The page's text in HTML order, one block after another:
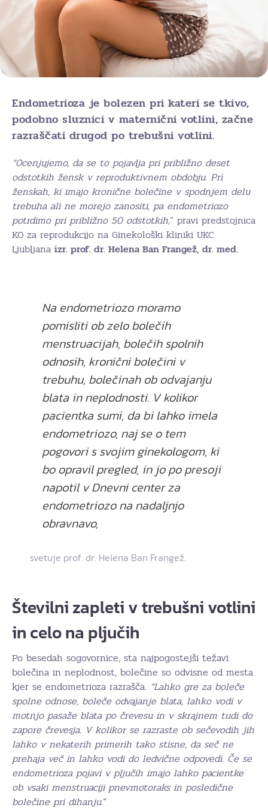
Endometrioza je bolezen pri kateri se tkivo,
podobno sluznici v maternični votlini, začne
razraščati drugod po trebušni votlini.
“Ocenjujemo, da se to pojavlja pri približno deset
odstotkih žensk v reproduktivnem obdobju. Pri
ženskah, ki imajo kronične bolečine v spodnjem delu
trebuha ali ne morejo zanositi, pa endometriozo
potrdimo pri približno 50 odstotkih,” pravi predstojnica
KO za reprodukcijo na Ginekološki kliniki UKC
Ljubljana izr. prof. dr. Helena Ban Frangež, dr. med.
Na endometriozo moramo
pomisliti ob zelo bolečih
menstruacijah, bolečih spolnih
odnosih, kronični bolečini v
trebuhu, bolečinah ob odvajanju
blata in neplodnosti. V kolikor
pacientka sumi, da bi lahko imela
endometriozo, naj se o tem
pogovori s svojim ginekologom, ki
bo opravil pregled, in jo po presoji
napotil v Dnevni center za
endometriozo na nadaljnjo
obravnavo,
svetuje prof. dr. Helena Ban Frangež.
Številni zapleti v trebušni votlini
in celo na pljučih
Po besedah sogovornice, sta najpogostejši težavi
bolečina in neplodnost, bolečine so odvisne od mesta
kjer se endometrioza razrašča. “Lahko gre za boleče
spolne odnose, boleče odvajanje blata, lahko vodi v
motnjo pasaže blata po črevesu in v skrajnem tudi do
zapore črevesja. V kolikor se razraste ob sečevodih jih
lahko v nekaterih primerih tako stisne, da seč ne
prehaja več in lahko vodi do ledvične odpovedi. Če se
endometrioza pojavi v pljučih imajo lahko pacientke
ob vsaki menstruaciji pnevmotoraks in posledične
bolečine pri dihanju.“